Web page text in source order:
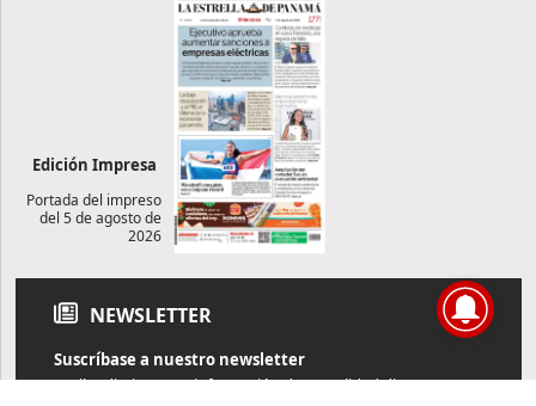
Edición Impresa
Portada del impreso
del 5 de agosto de
2026
NEWSLETTER
Suscríbase a nuestro newsletter
Reciba diariamente información de actualidad directamente en